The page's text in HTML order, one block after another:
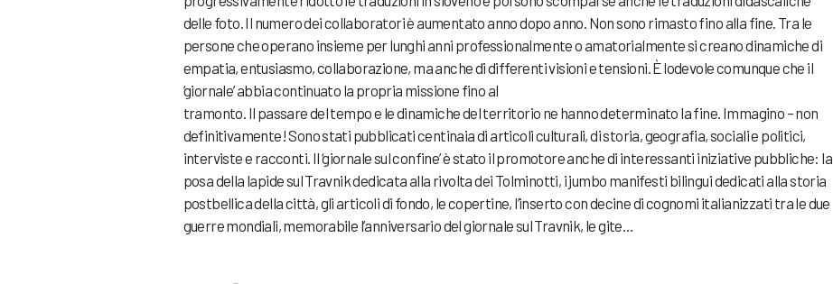
delle foto. Il numero dei collaboratori è aumentato anno dopo anno. Non sono rimasto fino alla fine. Tra le
persone che operano insieme per lunghi anni professionalmente o amatorialmente si creano dinamiche di
empatia, entusiasmo, collaborazione, ma anche di differenti visioni e tensioni. È lodevole comunque che il
‘giornale’ abbia continuato la propria missione fino al
tramonto. Il passare del tempo e le dinamiche del territorio ne hanno determinato la fine. Immagino – non
definitivamente! Sono stati pubblicati centinaia di articoli culturali, di storia, geografia, sociali e politici,
interviste e racconti. Il ‘giornale sul confine’ è stato il promotore anche di interessanti iniziative pubbliche: la
posa della lapide sul Travnik dedicata alla rivolta dei Tolminotti, i jumbo manifesti bilingui dedicati alla storia
postbellica della città, gli articoli di fondo, le copertine, l’inserto con decine di cognomi italianizzati tra le due
guerre mondiali, memorabile l’anniversario del giornale sul Travnik, le gite…